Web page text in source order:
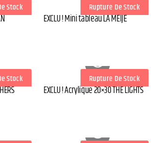
Stock Rupture De Stock
EXCLU ! Mini tableau LA MEIJE
Stock Rupture De Stock
EXCLU ! Acrylique 20×30 THE LIGHTS